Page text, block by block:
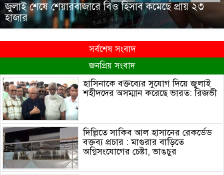
জুলাই শেষে শেয়ারবাজারে বিও হিসাব কমেছে প্রায় ২৩
হাজার
সর্বশেষ সংবাদ
জনপ্রিয় সংবাদ
হাসিনাকে বক্তব্যের সুযোগ দিয়ে জুলাই
শহীদদের অসম্মান করেছে ভারত: রিজভী
দিল্লিতে সাকিব আল হাসানের রেকর্ডেড
বক্তব্য প্রচার : মাগুরার বাড়িতে
অগ্নিসংযোগের চেষ্টা, ভাঙচুর